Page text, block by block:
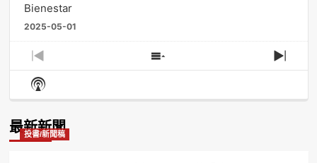
Bienestar
2025-05-01
Previous
Episode
Show
Episodes
Next
Show
Podcast
最新新聞
投書/新聞稿